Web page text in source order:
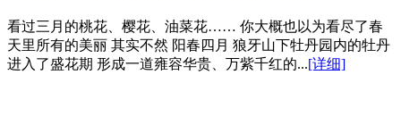
看过三月的桃花、樱花、油菜花…… 你大概也以为看尽了春
天里所有的美丽 其实不然 阳春四月 狼牙山下牡丹园内的牡丹
进入了盛花期 形成一道雍容华贵、万紫千红的...[详细]